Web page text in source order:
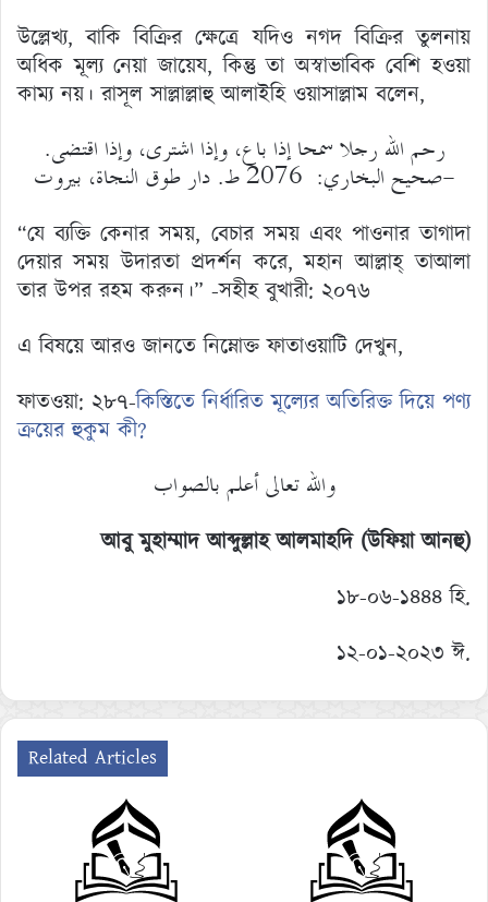
উল্লেখ্য, বাকি বিক্রির ক্ষেত্রে যদিও নগদ বিক্রির তুলনায়
অধিক মূল্য নেয়া জায়েয, কিন্তু তা অস্বাভাবিক বেশি হওয়া
কাম্য নয়। রাসূল সাল্লাল্লাহু আলাইহি ওয়াসাল্লাম বলেন,
رحم الله رجلا سمحا إذا باع، وإذا اشترى، وإذا اقتضى.
-صحيح البخاري: 2076 ط. دار طوق النجاة، بيروت
“যে ব্যক্তি কেনার সময়, বেচার সময় এবং পাওনার তাগাদা
দেয়ার সময় উদারতা প্রদর্শন করে, মহান আল্লাহ্ তাআলা
তার উপর রহম করুন।” -সহীহ বুখারী: ২০৭৬
এ বিষয়ে আরও জানতে নিম্নোক্ত ফাতাওয়াটি দেখুন,
ফাতওয়া: ২৮৭-কিস্তিতে নির্ধারিত মূল্যের অতিরিক্ত দিয়ে পণ্য
ক্রয়ের হুকুম কী?
والله تعالى أعلم بالصواب
আবু মুহাম্মাদ আব্দুল্লাহ আলমাহদি (উফিয়া আনহু)
১৮-০৬-১৪৪৪ হি.
১২-০১-২০২৩ ঈ.
Related Articles